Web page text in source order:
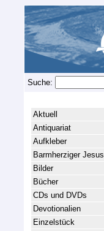
Suche:
Aktuell
Antiquariat
Aufkleber
Barmherziger Jesus
Bilder
Bücher
CDs und DVDs
Devotionalien
Einzelstück